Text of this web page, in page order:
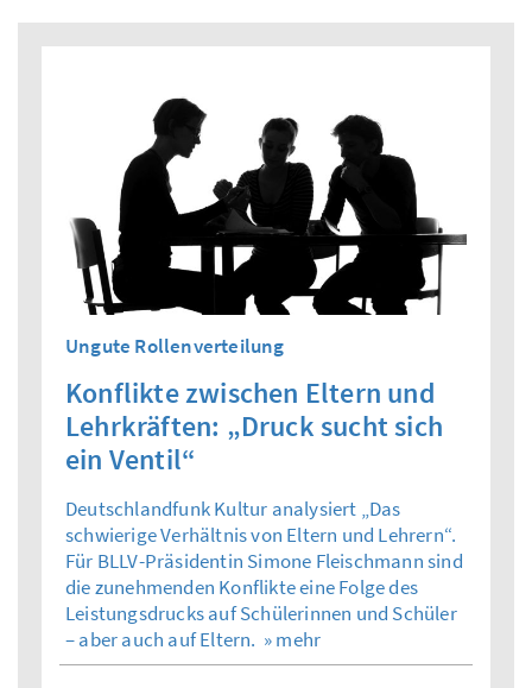
Ungute Rollenverteilung
Konflikte zwischen Eltern und
Lehrkräften: „Druck sucht sich
ein Ventil“
Deutschlandfunk Kultur analysiert „Das
schwierige Verhältnis von Eltern und Lehrern“.
Für BLLV-Präsidentin Simone Fleischmann sind
die zunehmenden Konflikte eine Folge des
Leistungsdrucks auf Schülerinnen und Schüler
– aber auch auf Eltern. » mehr